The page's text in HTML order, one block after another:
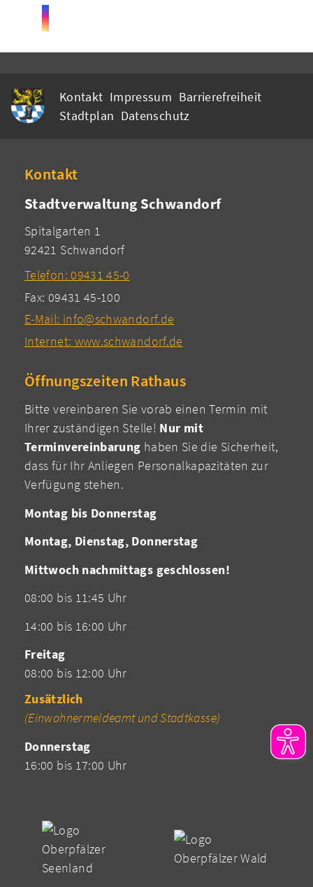
Kontakt Impressum Barrierefreiheit
Stadtplan Datenschutz
Kontakt
Stadtverwaltung Schwandorf
Spitalgarten 1
92421 Schwandorf
Telefon: 09431 45-0
Fax: 09431 45-100
E-Mail: info@schwandorf.de
Internet: www.schwandorf.de
Öffnungszeiten Rathaus
Bitte vereinbaren Sie vorab einen Termin mit
Ihrer zuständigen Stelle! Nur mit
Terminvereinbarung haben Sie die Sicherheit,
dass für Ihr Anliegen Personalkapazitäten zur
Verfügung stehen.
Montag bis Donnerstag
Montag, Dienstag, Donnerstag
Mittwoch nachmittags geschlossen!
08:00 bis 11:45 Uhr
14:00 bis 16:00 Uhr
Freitag
08:00 bis 12:00 Uhr
Zusätzlich
(Einwohnermeldeamt und Stadtkasse)
Donnerstag
16:00 bis 17:00 Uhr